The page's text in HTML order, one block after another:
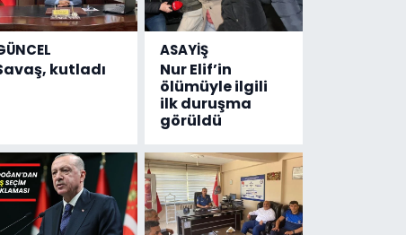
kutladı
ASAYİŞ
Nur Elif’in
ölümüyle ilgili
ilk duruşma
görüldü